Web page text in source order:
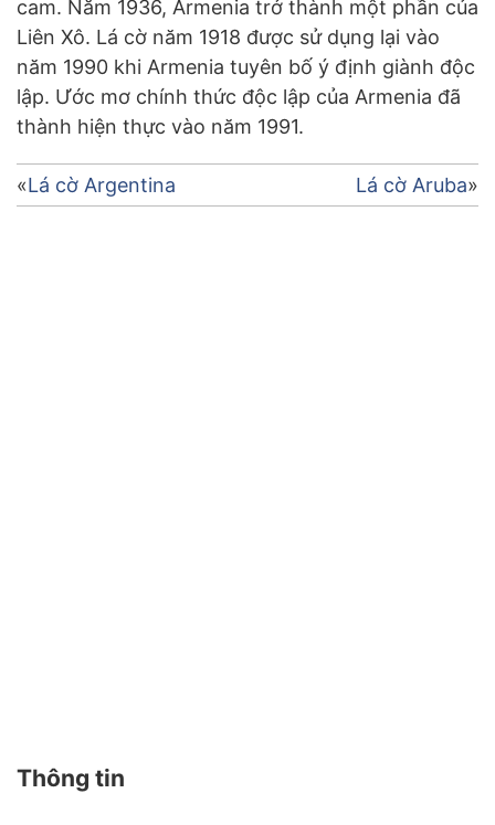
cam. Năm 1936, Armenia trở thành một phần của
Liên Xô. Lá cờ năm 1918 được sử dụng lại vào
năm 1990 khi Armenia tuyên bố ý định giành độc
lập. Ước mơ chính thức độc lập của Armenia đã
thành hiện thực vào năm 1991.
Điều
Lá cờ Argentina Lá cờ Aruba
Thông tin